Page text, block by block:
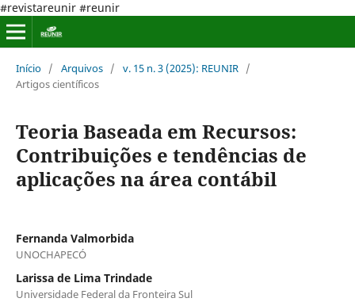
#revistareunir #reunir
Início / Arquivos / v. 15 n. 3 (2025): REUNIR /
Artigos científicos
Teoria Baseada em Recursos:
Contribuições e tendências de
aplicações na área contábil
Fernanda Valmorbida
UNOCHAPECÓ
Larissa de Lima Trindade
Universidade Federal da Fronteira Sul